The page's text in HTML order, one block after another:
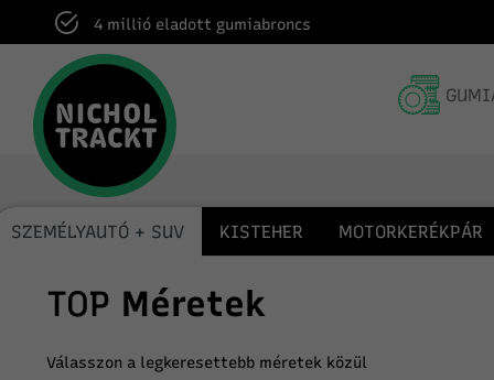
Kiszállítás Magyarország egész területére
SZEMÉLYAUTÓ + SUV KISTEHER MOTORKERÉKPÁR
TOP Méretek
Válasszon a legkeresettebb méretek közül